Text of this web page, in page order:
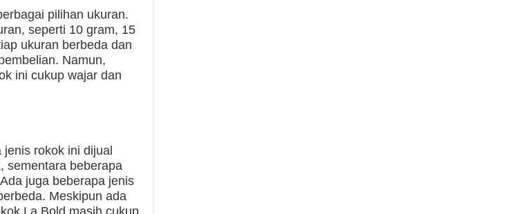
pilihan ukuran.
seperti 10 gram, 15
ukuran berbeda dan
Namun,
ini cukup wajar dan
rokok ini dijual
sementara beberapa
juga beberapa jenis
Meskipun ada
La Bold masih cukup